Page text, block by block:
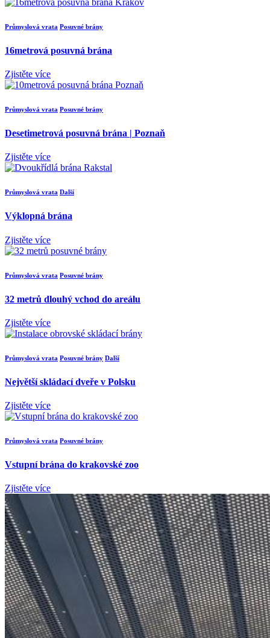
Průmyslová vrata Posuvné brány
16metrová posuvná brána
Zjistěte více
Průmyslová vrata Posuvné brány
Desetimetrová posuvná brána | Poznaň
Zjistěte více
Průmyslová vrata Další
Výklopná brána
Zjistěte více
Průmyslová vrata Posuvné brány
32 metrů dlouhý vchod do areálu
Zjistěte více
Průmyslová vrata Posuvné brány Další
Největší skládací dveře v Polsku
Zjistěte více
Průmyslová vrata Posuvné brány
Vstupní brána do krakovské zoo
Zjistěte více